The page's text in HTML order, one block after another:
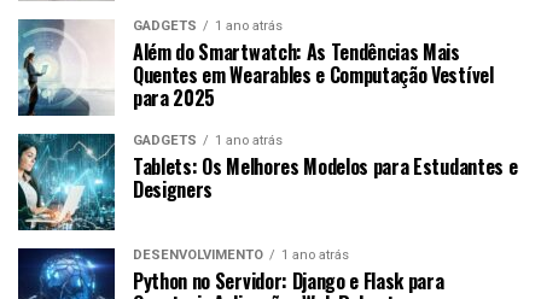
GADGETS 1 ano atrás
Além do Smartwatch: As Tendências Mais
Quentes em Wearables e Computação Vestível
para 2025
GADGETS 1 ano atrás
Tablets: Os Melhores Modelos para Estudantes e
Designers
DESENVOLVIMENTO 1 ano atrás
Python no Servidor: Django e Flask para